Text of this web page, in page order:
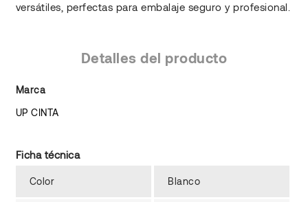
versátiles, perfectas para embalaje seguro y profesional.
Detalles del producto
Marca
UP CINTA
Ficha técnica
Color Blanco